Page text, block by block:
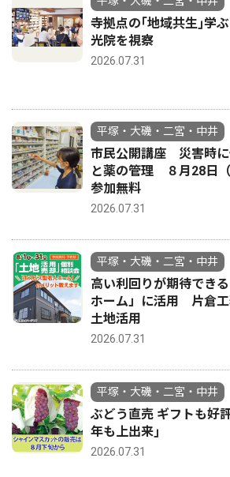
寺拠点の｢地域共生｣学
光院を視察
2026.07.31
平塚・大磯・二宮・中井
市民公開講座 災害時
と薬の管理 ８月28日
参加無料
2026.07.31
平塚・大磯・二宮・中井
高い利回りが期待でき
ホーム」に活用 片倉
土地活用
2026.07.31
平塚・大磯・二宮・中井
ぶどう直売 ギフトも好
年も上出来｣
2026.07.31